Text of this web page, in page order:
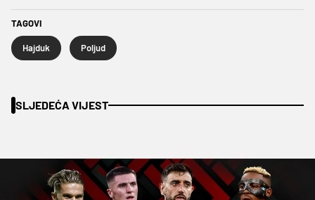
TAGOVI
Hajduk Poljud
SLJEDEĆA VIJEST